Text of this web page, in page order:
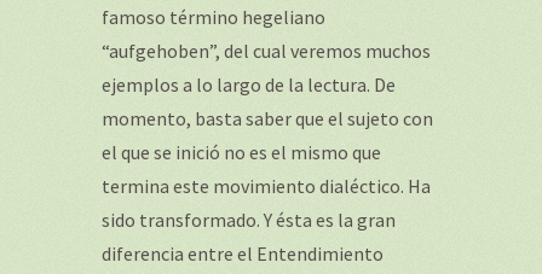
famoso término hegeliano
“aufgehoben”, del cual veremos muchos
ejemplos a lo largo de la lectura. De
momento, basta saber que el sujeto con
el que se inició no es el mismo que
termina este movimiento dialéctico. Ha
sido transformado. Y ésta es la gran
diferencia entre el Entendimiento